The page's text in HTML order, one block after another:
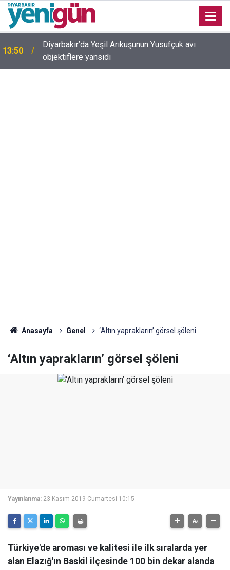
13:35
Adalet Bakanı Akın Gürlek’ten internet haberciliğine
güvence: Ekim ayında Meclis'e geliyor
Anasayfa Genel ‘Altın yaprakların’ görsel şöleni
‘Altın yaprakların’ görsel şöleni
Yayınlanma: 23 Kasım 2019 Cumartesi 10:15
Türkiye'de aroması ve kalitesi ile ilk sıralarda yer
alan Elazığ'ın Baskil ilçesinde 100 bin dekar alanda